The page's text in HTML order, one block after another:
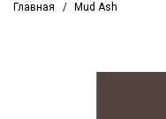
Главная Mud Ash